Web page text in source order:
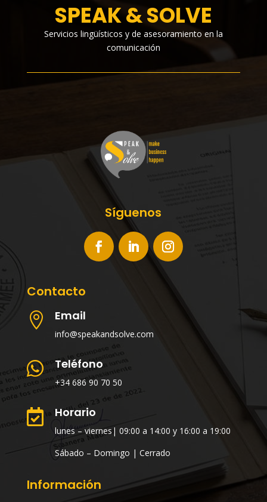
SPEAK & SOLVE
Servicios lingüísticos y de asesoramiento en la
comunicación
Síguenos
Contacto
 Email
info@speakandsolve.com
 Teléfono
+34 686 90 70 50
 Horario
lunes – viernes| 09:00 a 14:00 y 16:00 a 19:00
Sábado – Domingo | Cerrado
Información